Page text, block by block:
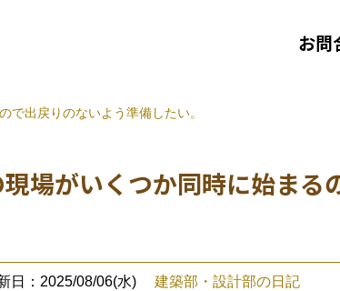
お問
で出戻りのないよう準備したい。
場がいくつか同時に始まる
日：2025/08/06(水) 建築部・設計部の日記